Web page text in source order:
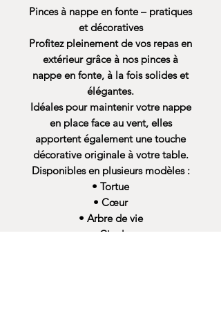
Pinces à nappe en fonte – pratiques
et décoratives
Profitez pleinement de vos repas en
extérieur grâce à nos pinces à
nappe en fonte, à la fois solides et
élégantes.
Idéales pour maintenir votre nappe
en place face au vent, elles
apportent également une touche
décorative originale à votre table.
Disponibles en plusieurs modèles :
• Tortue
• Cœur
• Arbre de vie
• Cigale